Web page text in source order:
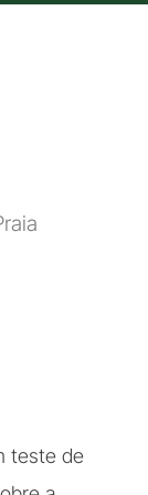
teste de